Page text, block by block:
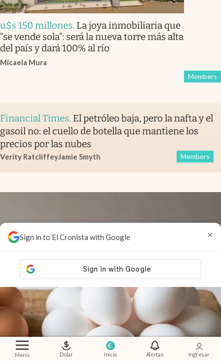
Menú Dolar Inicio Alertas Ingresar
Sign in to El Cronista with Google ×
u$s 150 millones. La joya inmobiliaria que
“se vende sola”: será la nueva torre más alta
del país y dará 100% al río
Micaela Mura
Members
Financial Times. El petróleo baja, pero la nafta y el
gasoil no: el cuello de botella que mantiene los
precios por las nubes
Verity RatcliffeyJamie Smyth Members